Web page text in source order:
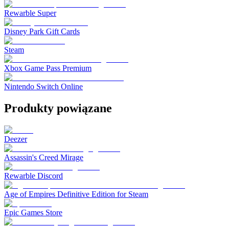
Rewarble Super
Disney Park Gift Cards
Steam
Xbox Game Pass Premium
Nintendo Switch Online
Produkty powiązane
Deezer
Assassin's Creed Mirage
Rewarble Discord
Age of Empires Definitive Edition for Steam
Epic Games Store